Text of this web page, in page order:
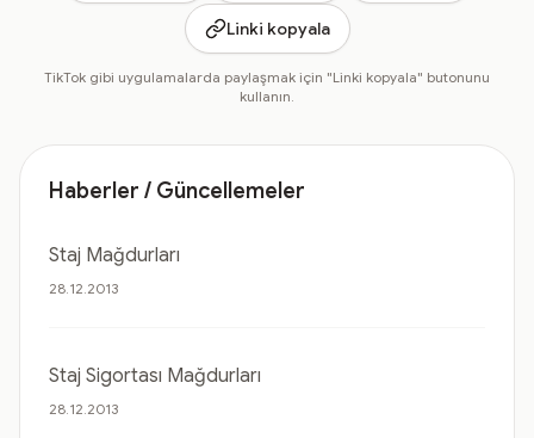
Linki kopyala
TikTok gibi uygulamalarda paylaşmak için "Linki kopyala" butonunu
kullanın.
Haberler / Güncellemeler
Staj Mağdurları
28.12.2013
Staj Sigortası Mağdurları
28.12.2013